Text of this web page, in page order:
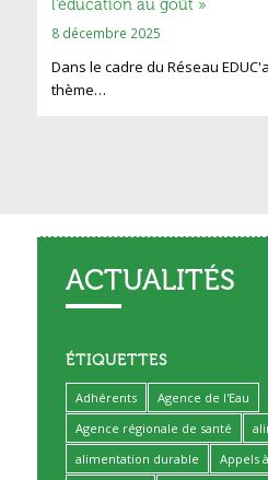
l’éducation au goût »
8 décembre 2025
Dans le cadre du Réseau
thème…
ACTUALITÉS
ÉTIQUETTES
Adhérents
Agence de l'Eau
Agence régionale de santé
alimentation durable
Appels